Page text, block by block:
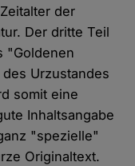
der
Der dritte Teil
"Goldenen
Urzustandes
somit eine
Inhaltsangabe
"spezielle"
Originaltext.